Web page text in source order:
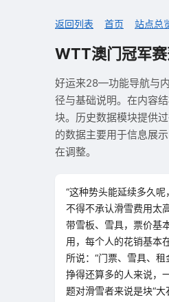
返回列表 首页 站点总
WTT澳门冠军
好运来28—功能导航与
径与基础说明。在内容
块。历史数据模块提供
的数据主要用于信息展
在调整。
“这种势头能延续多久
不得不承认滑雪费用太
带雪板、雪具，票价基
用，每个人的花销基本
所说：“门票、雪具、
挣得还算多的人来说，
题对滑雪者来说是块“